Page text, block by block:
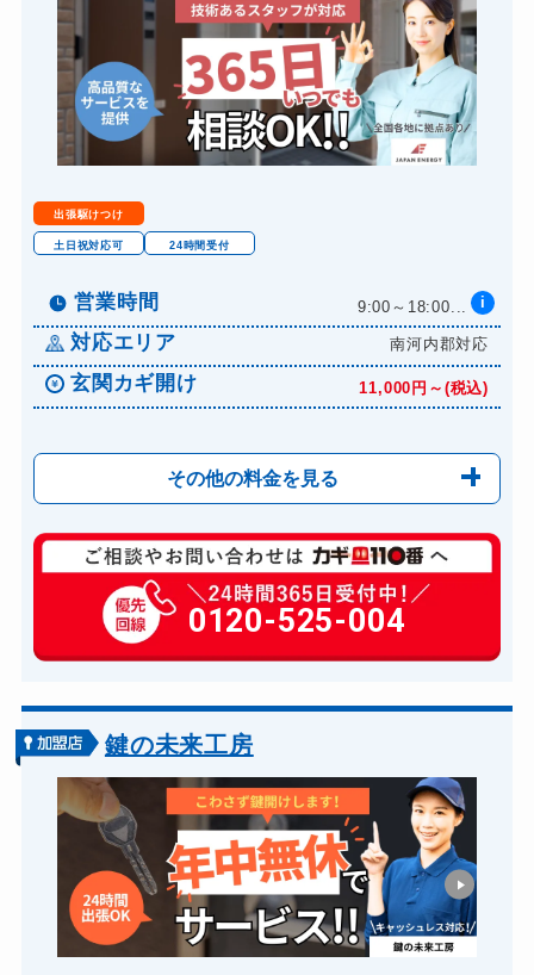
ドアノブカギ開け 10,780円～(税込)
ドアノブカギ交換 11,000円～(税込)
出張駆けつけ
土日祝対応可 24時間受付
営業時間 9:00～18:00... i
対応エリア 南河内郡対応
玄関カギ開け 11,000円～(税込)
その他の料金を見る
玄関カギ修理 6,600円～(税込)
玄関カギ作成 14,300円～(税込)
玄関カギ交換 14,300円～(税込)
バイクカギ開け
バイクカギ作成 16,500円～(税込)
スーツケースカギ開け 8,800円～(税込)
スーツケースカギ作成 8,800円～(税込)
金庫カギ開け 14,300円～(税込)
金庫カギ修理 11,000円～(税込)
0120-525-004
鍵の未来工房